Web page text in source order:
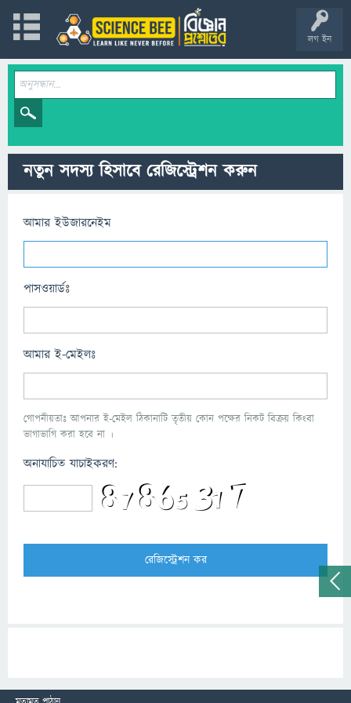
লগ ইন
নতুন সদস্য হিসাবে রেজিস্ট্রেশন করুন
আমার ইউজারনেইম
পাসওয়ার্ডঃ
আমার ই-মেইলঃ
গোপনীয়তাঃ আপনার ই-মেইল ঠিকানাটি তৃতীয় কোন পক্ষের নিকট বিক্রয় কিংবা
ভাগাভাগি করা হবে না ।
অনাযাচিত যাচাইকরণ: